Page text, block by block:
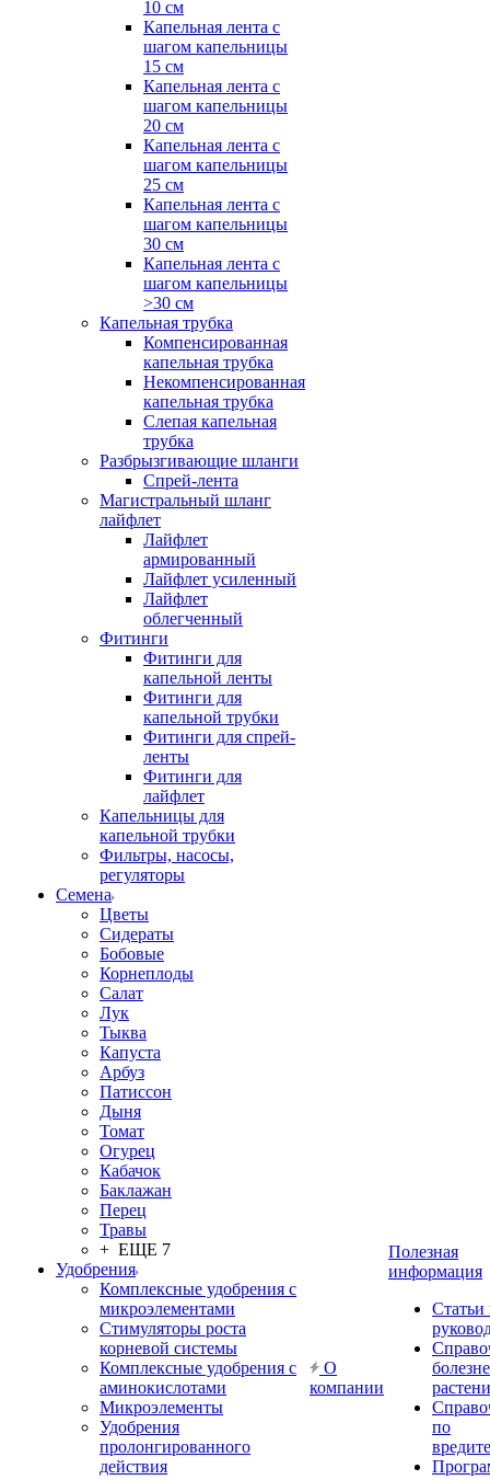
10 см
Капельная лента с
шагом капельницы
15 см
Капельная лента с
шагом капельницы
20 см
Капельная лента с
шагом капельницы
25 см
Капельная лента с
шагом капельницы
30 см
Капельная лента с
шагом капельницы
>30 см
Капельная трубка
Компенсированная
капельная трубка
Некомпенсированная
капельная трубка
Слепая капельная
трубка
Разбрызгивающие шланги
Спрей-лента
Магистральный шланг
лайфлет
Лайфлет
армированный
Лайфлет усиленный
Лайфлет
облегченный
Фитинги
Фитинги для
капельной ленты
Фитинги для
капельной трубки
Фитинги для спрей-
ленты
Фитинги для
лайфлет
Капельницы для
капельной трубки
Фильтры, насосы,
регуляторы
Семена
Цветы
Сидераты
Бобовые
Корнеплоды
Салат
Лук
Тыква
Капуста
Арбуз
Патиссон
Дыня
Томат
Огурец
Кабачок
Баклажан
Перец
Травы
+ ЕЩЕ 7
Удобрения
Комплексные удобрения с
микроэлементами
Стимуляторы роста
корневой системы
Комплексные удобрения с
аминокислотами
Микроэлементы
Удобрения
пролонгированного
действия
О
компании
Полезная
информация
Статьи
по